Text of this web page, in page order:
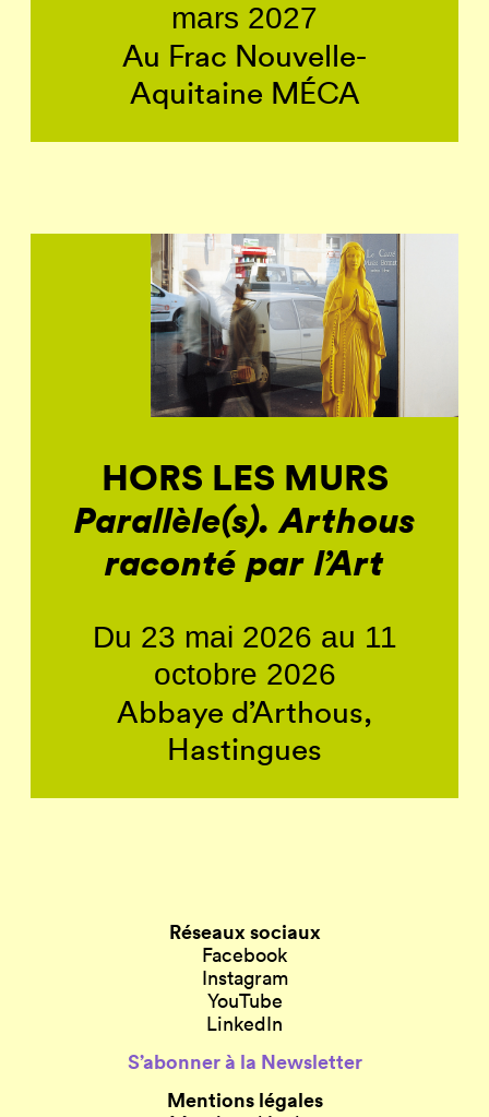
mars 2027
Au Frac Nouvelle-
Aquitaine MÉCA
HORS LES MURS
Parallèle(s). Arthous
raconté par l’Art
Du 23 mai 2026 au 11
octobre 2026
Abbaye d’Arthous,
Hastingues
Réseaux sociaux
Facebook
Instagram
YouTube
LinkedIn
S’abonner à la Newsletter
Mentions légales